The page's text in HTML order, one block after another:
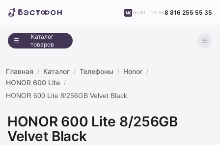
Каталог
товаров
10:00 – 21:008 816 255 55 35
Главная Каталог Телефоны
Honor
HONOR 600 Lite
HONOR 600 Lite 8/256GB Velvet Black
HONOR 600 Lite 8/256GB
Velvet Black